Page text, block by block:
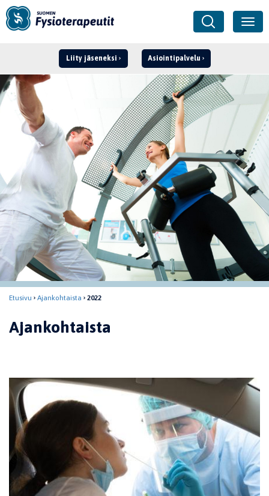
Liity jäseneksi Asiointipalvelu
Kirjaudu ›
Etusivu Ajankohtaista 2022
Ajankohtaista